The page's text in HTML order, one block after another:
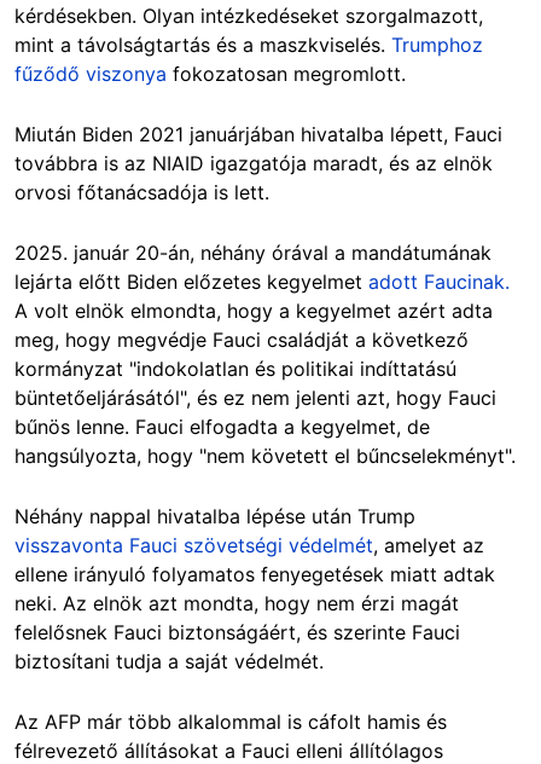
kérdésekben. Olyan intézkedéseket szorgalmazott,
mint a távolságtartás és a maszkviselés. Trumphoz
fűződő viszonya fokozatosan megromlott.
Miután Biden 2021 januárjában hivatalba lépett, Fauci
továbbra is az NIAID igazgatója maradt, és az elnök
orvosi főtanácsadója is lett.
2025. január 20-án, néhány órával a mandátumának
lejárta előtt Biden előzetes kegyelmet adott Faucinak.
A volt elnök elmondta, hogy a kegyelmet azért adta
meg, hogy megvédje Fauci családját a következő
kormányzat "indokolatlan és politikai indíttatású
büntetőeljárásától", és ez nem jelenti azt, hogy Fauci
bűnös lenne. Fauci elfogadta a kegyelmet, de
hangsúlyozta, hogy "nem követett el bűncselekményt".
Néhány nappal hivatalba lépése után Trump
visszavonta Fauci szövetségi védelmét, amelyet az
ellene irányuló folyamatos fenyegetések miatt adtak
neki. Az elnök azt mondta, hogy nem érzi magát
felelősnek Fauci biztonságáért, és szerinte Fauci
biztosítani tudja a saját védelmét.
Az AFP már több alkalommal is cáfolt hamis és
félrevezető állításokat a Fauci elleni állítólagos